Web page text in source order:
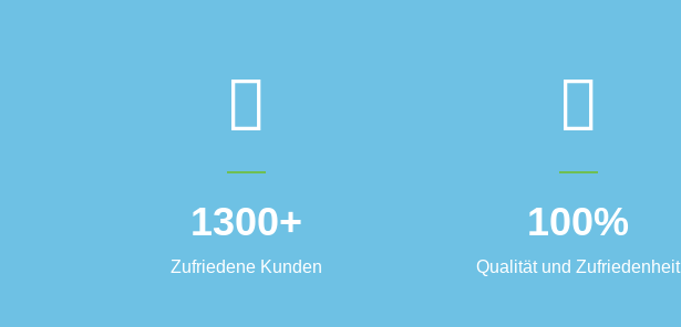
1300+
Zufriedene Kunden
100%
Qualität und Zufriedenheit